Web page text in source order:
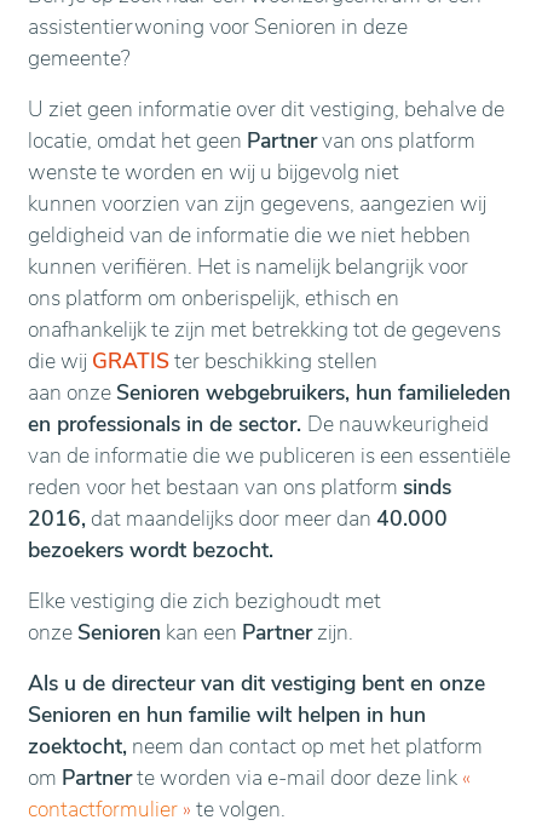
assistentierwoning voor Senioren in deze
gemeente?
U ziet geen informatie over dit vestiging, behalve de
locatie, omdat het geen Partnervan ons platform
wenste te worden en wij u bijgevolg niet
kunnen voorzien van zijn gegevens, aangezien wij
geldigheid van de informatie die we niet hebben
kunnen verifiëren. Het is namelijk belangrijk voor
ons platform om onberispelijk, ethisch en
onafhankelijk te zijn met betrekking tot de gegevens
die wij GRATISter beschikking stellen
aan onze Senioren webgebruikers, hun familieleden
en professionals in de sector. De nauwkeurigheid
van de informatie die we publiceren is een essentiële
reden voor het bestaan van ons platform sinds
2016, dat maandelijks door meer dan 40.000
bezoekers wordt bezocht.
Elke vestiging die zich bezighoudt met
onze Senioren kan een Partnerzijn.
Als u de directeur van dit vestiging bent en onze
Senioren en hun familie wilt helpen in hun
zoektocht, neem dan contact op met het platform
om Partnerte worden via e-mail door deze link «
contactformulier » te volgen.